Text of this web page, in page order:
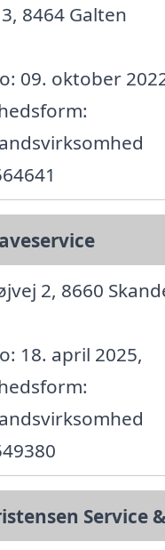
8464 Galten
09. oktober
2, 8660
18. april 2025,
Service